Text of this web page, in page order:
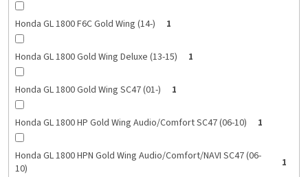
Honda GL 1800 F6C Gold Wing (14-) 1
Honda GL 1800 Gold Wing Deluxe (13-15) 1
Honda GL 1800 Gold Wing SC47 (01-) 1
Honda GL 1800 HP Gold Wing Audio/Comfort SC47 (06-10) 1
Honda GL 1800 HPN Gold Wing Audio/Comfort/NAVI SC47 (06-
10)
1